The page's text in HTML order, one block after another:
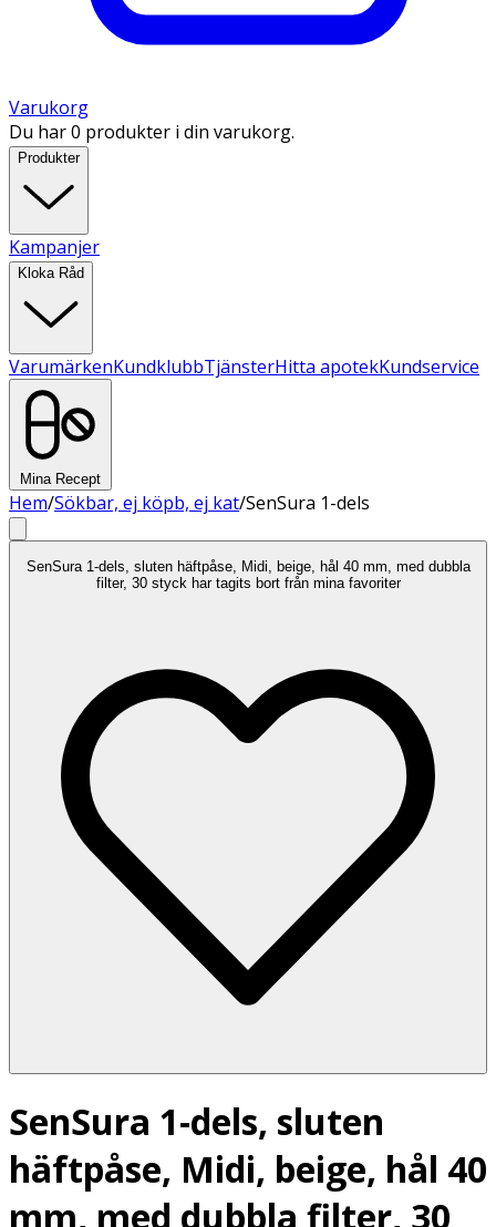
Varukorg
Du har 0 produkter i din varukorg.
Produkter
Kampanjer
Kloka Råd
VarumärkenKundklubbTjänsterHitta apotekKundservice
Mina Recept
Hem/Sökbar, ej köpb, ej kat/SenSura 1-dels
SenSura 1-dels, sluten häftpåse, Midi, beige, hål 40 mm, med dubbla
filter, 30 styck har tagits bort från mina favoriter
SenSura 1-dels, sluten
häftpåse, Midi, beige, hål 40
mm, med dubbla filter, 30